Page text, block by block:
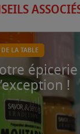
LA TABLE
!